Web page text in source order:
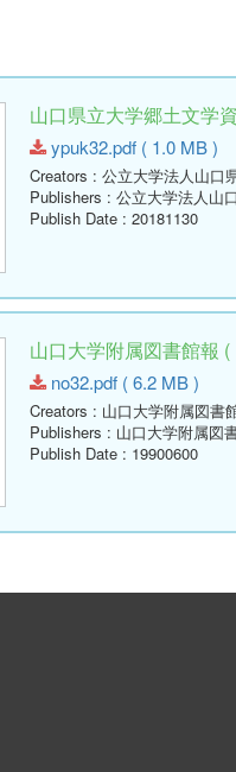
山口県立大学郷土文学
ypuk32.pdf ( 1.0 MB )
Creators : 公立大学法人山口
Publishers : 公立大学法人山
Publish Date : 20181130
山口大学附属図書館報
no32.pdf ( 6.2 MB )
Creators : 山口大学附属図書
Publishers : 山口大学附属図
Publish Date : 19900600